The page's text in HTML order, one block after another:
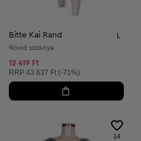
Bitte Kai Rand
Rövid szoknya
12 419 Ft
Ajánlott ár:
RRP 43 637 Ft (-71%)
14